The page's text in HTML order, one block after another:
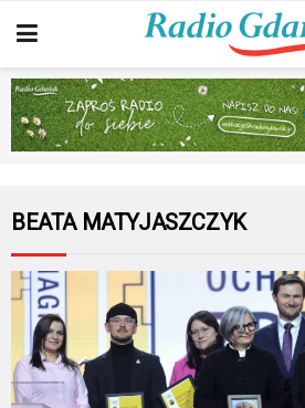
BEATA MATYJASZCZYK